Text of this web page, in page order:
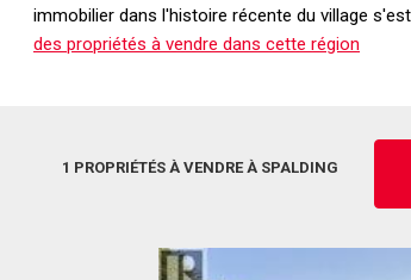
immobilier dans l'histoire récente du village
des propriétés à vendre dans cette région
1 PROPRIÉTÉS À VENDRE À SPALDING